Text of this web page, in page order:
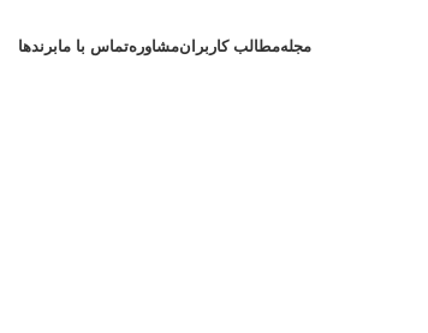
مجلهمطالب کاربرانمشاورهتماس با مابرندها